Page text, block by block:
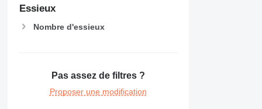
M-series
Essieux
Nombre d'essieux
Pas assez de filtres ?
Proposer une modification